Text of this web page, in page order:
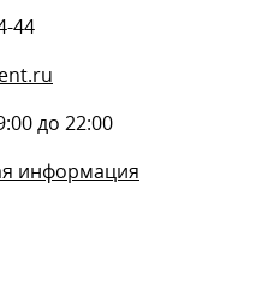
44
до 22:00
информация